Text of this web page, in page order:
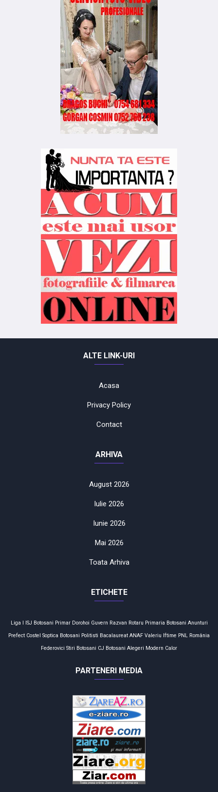
ALTE LINK-URI
Acasa
Privacy Policy
Contact
ARHIVA
August 2026
Iulie 2026
Iunie 2026
Mai 2026
Toata Arhiva
ETICHETE
Liga I ISJ Botosani Primar Dorohoi Guvern Razvan Rotaru Primaria Botosani Anunturi
Prefect Costel Soptica Botosani Politisti Bacalaureat ANAF Valeriu Iftime PNL România
Federovici Stiri Botosani CJ Botosani Alegeri Modern Calor
PARTENERI MEDIA